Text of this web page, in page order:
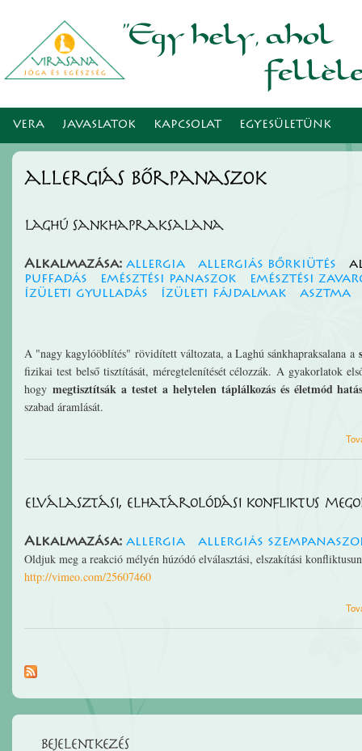
VERA JAVASLATOK KAPCSOLAT EGYESÜLETÜNK
allergiás bőrpanaszok
Laghú sankhapraksalana
Alkalmazása: allergia allergiás bőrkiütés
puffadás
emésztési panaszok
emésztési
ízületi gyulladás
ízületi fájdalmak asztma
A "nagy kagylóöblítés" rövidített változata, a Laghú sánkhapraksalana a
fizikai test belső tisztítását, méregtelenítését célozzák. A gyakorlatok
hogy megtisztítsák a testet a helytelen táplálkozás és életmód
szabad áramlását.
elválasztási, elhatárolódási konfliktus
Alkalmazása: allergia allergiás
Oldjuk meg a reakció mélyén húzódó elválasztási, elszakítási
http://vimeo.com/25607460
Bejelentkezés